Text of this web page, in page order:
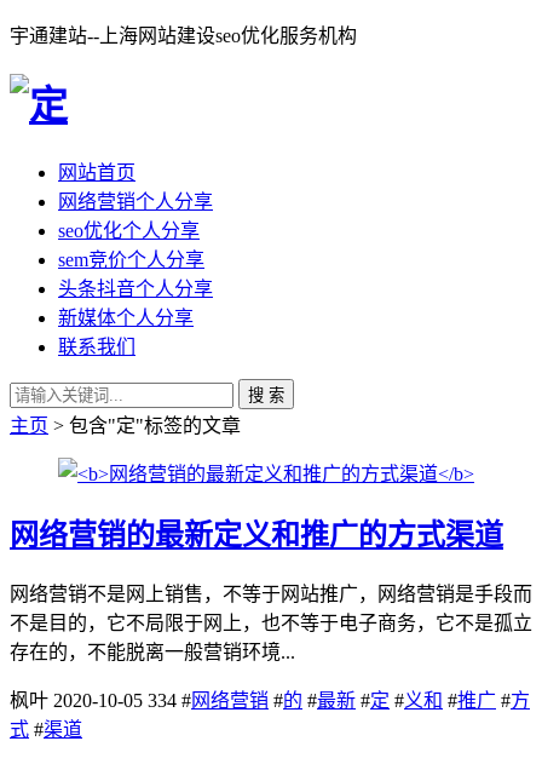
宇通建站--上海网站建设seo优化服务机构
网站首页
网络营销个人分享
seo优化个人分享
sem竞价个人分享
头条抖音个人分享
新媒体个人分享
联系我们
搜 索
主页 > 包含"定"标签的文章
网络营销的最新定义和推广的方式渠道
网络营销不是网上销售，不等于网站推广，网络营销是手段而
不是目的，它不局限于网上，也不等于电子商务，它不是孤立
存在的，不能脱离一般营销环境...
枫叶 2020-10-05 334 #网络营销 #的 #最新 #定 #义和 #推广 #方
式 #渠道